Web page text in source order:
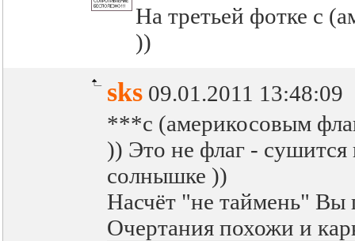
На третьей фотке с
))
sks 09.01.2011 13:48:09
***с (америкосовым
)) Это не флаг - сушится
солнышке ))
Насчёт "не таймень" Вы
Очертания похожи и